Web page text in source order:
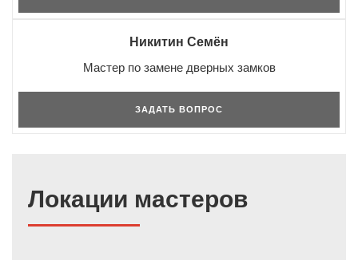
Никитин Семён
Мастер по замене дверных замков
ЗАДАТЬ ВОПРОС
Локации мастеров